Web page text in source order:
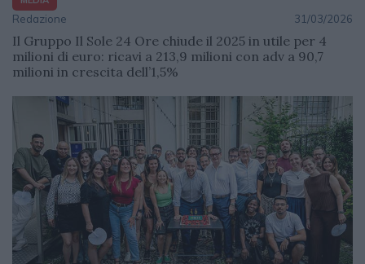
Redazione 31/03/2026
Il Gruppo Il Sole 24 Ore chiude il 2025 in utile per 4
milioni di euro: ricavi a 213,9 milioni con adv a 90,7
milioni in crescita dell’1,5%